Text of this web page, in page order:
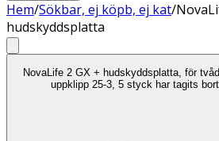
Hem/Sökbar, ej köpb, ej kat/
hudskyddsplatta
NovaLife 2 GX + hudskyddsplatta, för
uppklipp 25-3, 5 styck har tagits